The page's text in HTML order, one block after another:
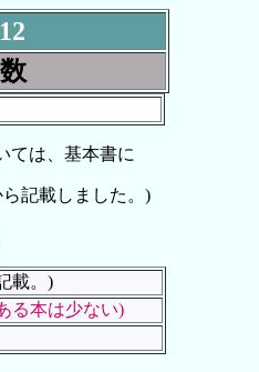
ては、基本書に
記載しました。)
載。)
る本は少ない)